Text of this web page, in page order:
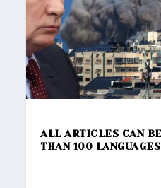
ALL ARTICLES CAN
THAN 100 LANGUAGES